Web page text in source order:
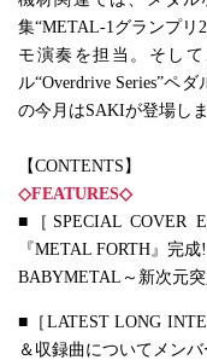
集“METAL-1グランプリ
モ演奏を担当。そし
ル“Overdrive Series”ペ
の今月はSAKIが登場しま
【CONTENTS】
◇FEATURES◇
■［SPECIAL
『METAL FORTH』完成
BABYMETAL～新次元
■［LATEST LONG
＆収録曲についてメン